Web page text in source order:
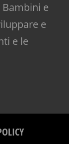
e
e
e le